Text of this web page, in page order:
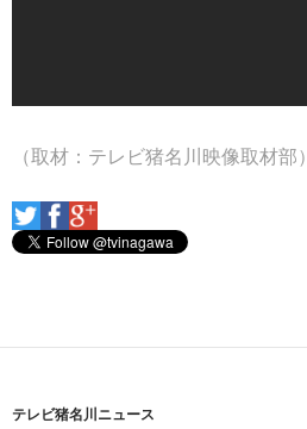
（取材：テレビ猪名川映像取材部）
テレビ猪名川ニュース